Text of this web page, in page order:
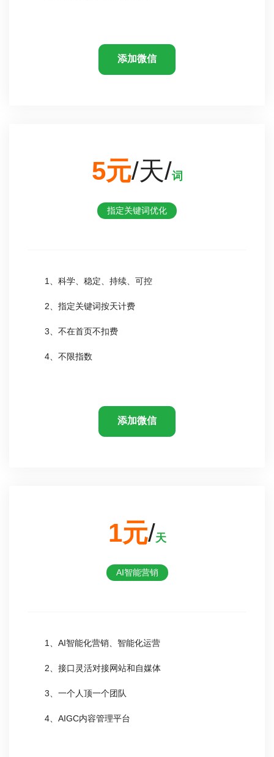
添加微信
5元/天/词
指定关键词优化
1、科学、稳定、持续、可控
2、指定关键词按天计费
3、不在首页不扣费
4、不限指数
添加微信
1元/天
AI智能营销
1、AI智能化营销、智能化运营
2、接口灵活对接网站和自媒体
3、一个人顶一个团队
4、AIGC内容管理平台